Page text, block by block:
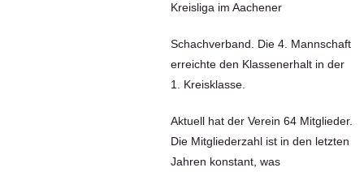
Kreisliga im Aachener
Schachverband. Die 4. Mannschaft
erreichte den Klassenerhalt in der
1. Kreisklasse.
Aktuell hat der Verein 64 Mitglieder.
Die Mitgliederzahl ist in den letzten
Jahren konstant, was